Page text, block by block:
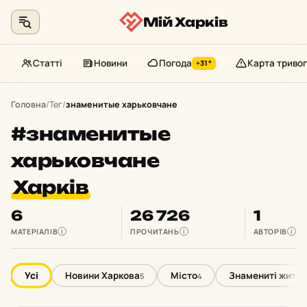
Мій Харків
Статті Новини Погода +31° Карта тривог
Головна/Тег/знаменитые харьковчане
#знаменитые
харьковчане
Харків
6
МАТЕРІАЛІВ i
26 726
ПРОЧИТАНЬ i
1
АВТОРІВ i
Усі Новини Харкова5 Місто4 Знамениті